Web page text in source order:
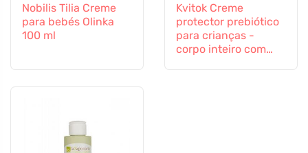
Nobilis Tilia Creme
para bebés Olinka
100 ml
Kvitok Creme
protector prebiótico
para crianças -
corpo inteiro com